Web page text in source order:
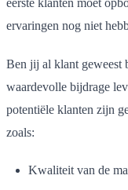
ervaringen nog niet
Ben jij al klant geweest
waardevolle bijdrage
potentiële klanten zijn
zoals:
Kwaliteit van de